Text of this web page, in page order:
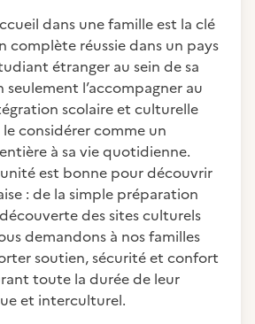
dans une famille est la clé
complète réussie dans un pays
étranger au sein de sa
seulement l’accompagner au
scolaire et culturelle
considérer comme un
à sa vie quotidienne.
est bonne pour découvrir
: de la simple préparation
des sites culturels
demandons à nos familles
soutien, sécurité et confort
toute la durée de leur
et interculturel.